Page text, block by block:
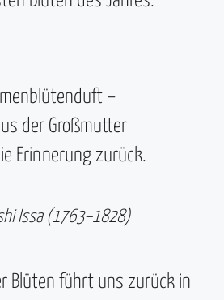
–
der Großmutter
Erinnerung zurück.
Issa (1763–1828)
Blüten führt uns zurück in